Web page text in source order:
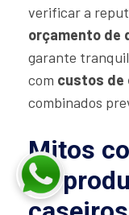
verificar a
orçamento de
garante
com custos de
combinados
Mitos
de